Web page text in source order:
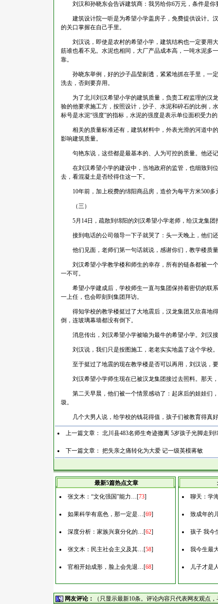
刘汉和孙晓东会告诉建筑商：我另给你6万元，条件是你
建筑设计院一听是为希望小学盖房子，免费提供设计。
的关口掌握在自己手里。
刘汉说，即使是农村的希望小学，建筑结构也一定要用
筋谁也看不见。水泥也相同，大厂产品成本高，一吨水泥多
靠。
孙晓东举例，好的沙子晶莹剔透，紧紧地抓在手里，一
洗去，否则要弃用。
为了北川刘汉希望小学的建筑质量，负责工程监理的汉
验的他要求施工方，按照设计，沙子、水泥和碎石的比例
标号是水泥“强度”的指标，水泥的强度是表示单位面积受力
相关的质量标准还有，建筑材料中，外表光滑的河道中
影响建筑质量。
句艳东说，这些都是最基本的、人为可控的质量。他还
在刘汉希望小学的建设中，当地政府的监管，也细致到
去，看混凝土是否经得住这一下。
10年前，加上税费的绵阳商品房，造价为每平方米500多
（三）
5月14日，疏散到绵阳的刘汉希望小学老师，给汉龙集团
接到电话的公司领导一下子就哭了：头一天晚上，他们
他们见面，老师们第一句话就说，感谢你们，教学楼质
刘汉希望小学教学楼和师生的幸存，所有的链条都被一
一不可。
希望小学建成后，学校师生一直与集团保持着密切的联
一上任，也会即刻到集团拜访。
得知学校的教学楼挺过了大地震后，汉龙集团又欣喜地
倒，连玻璃幕墙都没有倒下。
消息传出，刘汉希望小学被喻为最牛的希望小学。刘汉
刘汉说，我们只是按图施工，老老实实地盖了这个学校
至于挺过了地震的现在教学楼是否可以再用，刘汉说，
刘汉希望小学师生现在已被汉龙集团接过去照料。那天
第二天早晨，他们被一个情景感动了：起床后的娃娃们
圾。
几个大男人说，给学校的钱花得值，孩子们被教育得真
上一篇文章： 北川县483名师生奇迹撤离 5岁孩子光脚走到
下一篇文章： 把失亲之痛转化为大爱 记一级英模蒋敏
最新5篇热点文章
张文木：“文化强国”能力…[73]
如果科学有底色，那一定是…[69]
深度分析：家族兴衰分化的…[62]
张文木：民主社会主义及其…[58]
官相开始成形，脸上会先退…[68]
聊天：学
致成年的
孩子 我今
我今生最
儿子才是
网友评论： （只显示最新10条。评论内容只代表网友观点